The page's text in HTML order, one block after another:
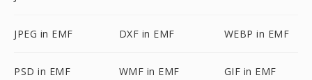
JPEG in EMF DXF in EMF WEBP in EMF
PSD in EMF WMF in EMF GIF in EMF